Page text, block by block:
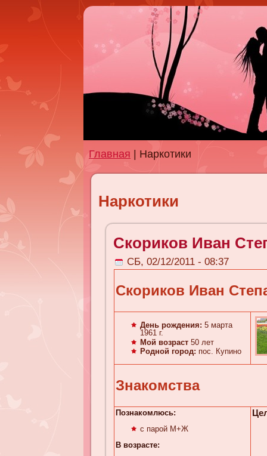
Главная | Наркотики
Наркотики
Скориков Иван
СБ, 02/12/2011 - 08:37
Скориков Иван
День рождения: 5 марта
1961 г.
Мой возраст 50 лет
Родной город: пос. Купино
Знакомства
Познакомлюсь:
с парой М+Ж
В возрасте: